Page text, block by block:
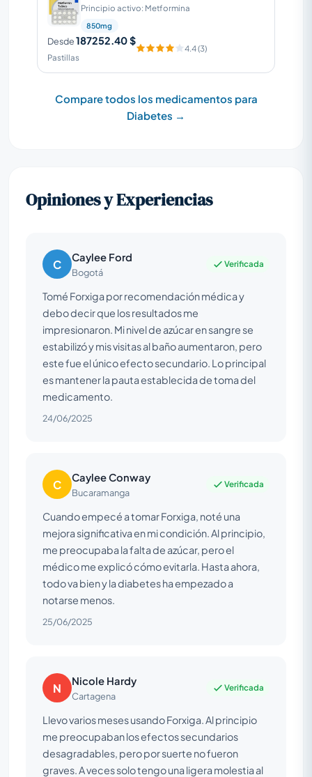
Principio activo: Metformina
850mg
Desde187252.40 $
Pastillas
4.4 (3)
Compare todos los medicamentos para
Diabetes →
Opiniones y Experiencias
C Caylee Ford
Bogotá
Verificada
Tomé Forxiga por recomendación médica y
debo decir que los resultados me
impresionaron. Mi nivel de azúcar en sangre se
estabilizó y mis visitas al baño aumentaron, pero
este fue el único efecto secundario. Lo principal
es mantener la pauta establecida de toma del
medicamento.
24/06/2025
C Caylee Conway
Bucaramanga
Verificada
Cuando empecé a tomar Forxiga, noté una
mejora significativa en mi condición. Al principio,
me preocupaba la falta de azúcar, pero el
médico me explicó cómo evitarla. Hasta ahora,
todo va bien y la diabetes ha empezado a
notarse menos.
25/06/2025
N Nicole Hardy
Cartagena
Verificada
Llevo varios meses usando Forxiga. Al principio
me preocupaban los efectos secundarios
desagradables, pero por suerte no fueron
graves. A veces solo tengo una ligera molestia al